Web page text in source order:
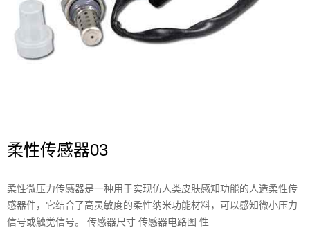
柔性传感器03
柔性微压力传感器是一种用于实现仿人类皮肤感知功能的人造柔性传
感器件，它结合了高灵敏度的柔性纳米功能材料，可以感知微小压力
信号或触觉信号。 传感器尺寸 传感器电路图 性